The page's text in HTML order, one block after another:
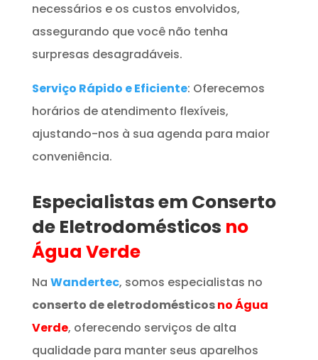
necessários e os custos envolvidos,
assegurando que você não tenha
surpresas desagradáveis.
Serviço Rápido e Eficiente: Oferecemos
horários de atendimento flexíveis,
ajustando-nos à sua agenda para maior
conveniência.
Especialistas em Conserto
de Eletrodomésticos no
Água Verde
Na Wandertec, somos especialistas no
conserto de eletrodomésticosno Água
Verde, oferecendo serviços de alta
qualidade para manter seus aparelhos